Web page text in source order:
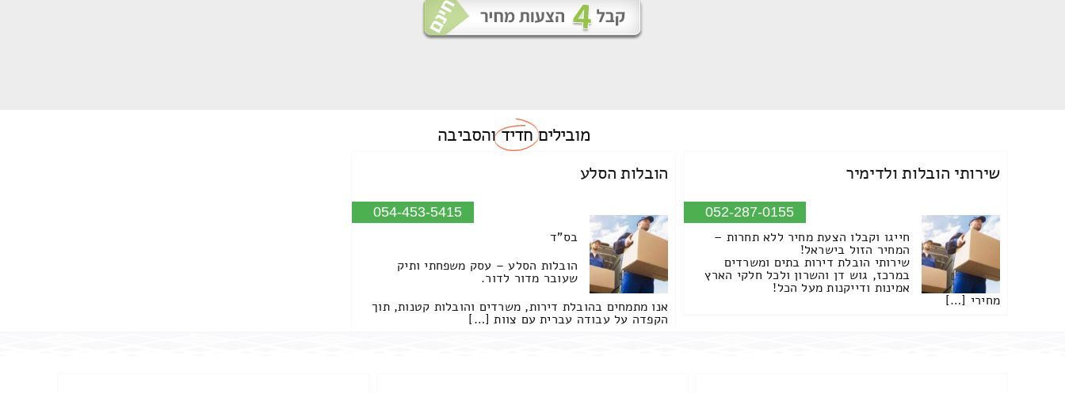
מוביליםחדידוהסביבה
שירותי הובלות ולדימיר
052-287-0155
חייגו וקבלו הצעת מחיר ללא תחרות –
המחיר הזול בישראל!
שירותי הובלת דירות בתים ומשרדים
במרכז, גוש דן והשרון ולכל חלקי הארץ
אמינות ודייקנות מעל הכל!
מחירי […]
הובלות הסלע
054-453-5415
בס"ד
הובלות הסלע – עסק משפחתי ותיק
שעובר מדור לדור.
אנו מתמחים בהובלת דירות, משרדים והובלות קטנות, תוך
הקפדה על עבודה עברית עם צוות […]